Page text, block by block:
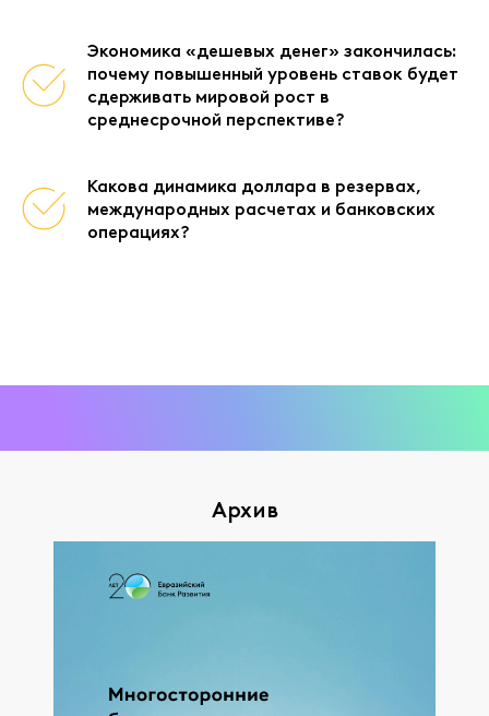
Экономика «дешевых денег» закончилась:
почему повышенный уровень ставок будет
сдерживать мировой рост в
среднесрочной перспективе?
Какова динамика доллара в резервах,
международных расчетах и банковских
операциях?
Архив